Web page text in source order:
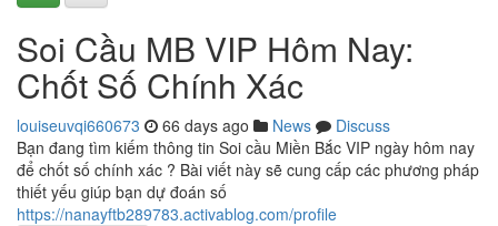
Soi Cầu MB VIP Hôm Nay:
Chốt Số Chính Xác
louiseuvqi660673 66 days ago News
Discuss
Bạn đang tìm kiếm thông tin Soi cầu Miền Bắc VIP ngày hôm nay
để chốt số chính xác ? Bài viết này sẽ cung cấp các phương pháp
thiết yếu giúp bạn dự đoán số
https://nanayftb289783.activablog.com/profile